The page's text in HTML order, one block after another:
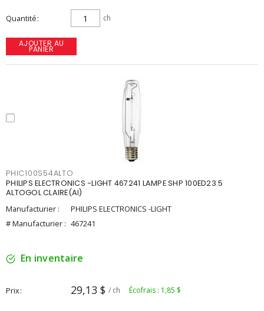
Quantité ch
AJOUTER AU
PANIER
PHIC100S54ALTO
PHILIPS ELECTRONICS -LIGHT 467241 LAMPE SHP 100ED23.5
ALTOGOL CLAIRE(AI)
Manufacturier :
PHILIPS ELECTRONICS -LIGHT
# Manufacturier : 467241
En inventaire
Prix 29,13 $ / ch Écofrais : 1,85 $